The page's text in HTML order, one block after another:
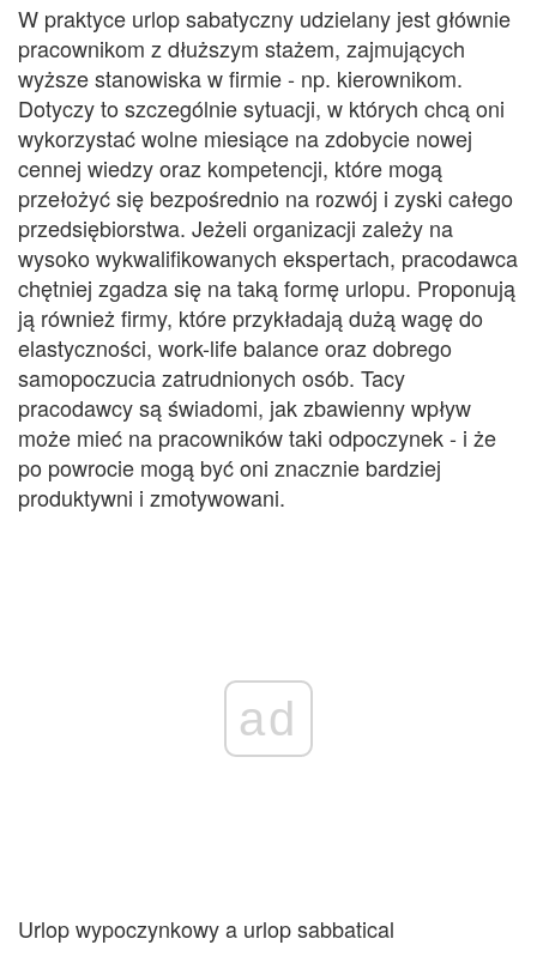
W praktyce urlop sabatyczny udzielany jest głównie
pracownikom z dłuższym stażem, zajmujących
wyższe stanowiska w firmie - np. kierownikom.
Dotyczy to szczególnie sytuacji, w których chcą oni
wykorzystać wolne miesiące na zdobycie nowej
cennej wiedzy oraz kompetencji, które mogą
przełożyć się bezpośrednio na rozwój i zyski całego
przedsiębiorstwa. Jeżeli organizacji zależy na
wysoko wykwalifikowanych ekspertach, pracodawca
chętniej zgadza się na taką formę urlopu. Proponują
ją również firmy, które przykładają dużą wagę do
elastyczności, work-life balance oraz dobrego
samopoczucia zatrudnionych osób. Tacy
pracodawcy są świadomi, jak zbawienny wpływ
może mieć na pracowników taki odpoczynek - i że
po powrocie mogą być oni znacznie bardziej
produktywni i zmotywowani.
ad
Urlop wypoczynkowy a urlop sabbatical